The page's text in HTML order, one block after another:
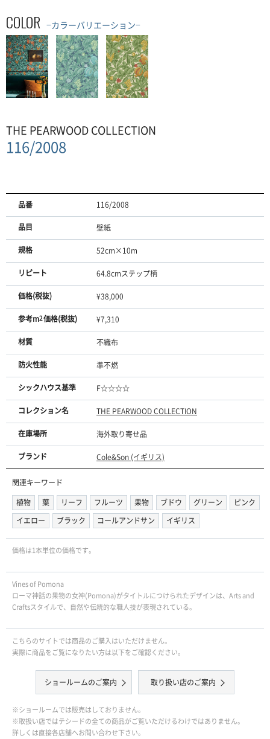
COLOR −カラーバリエーション−
THE PEARWOOD COLLECTION
116/2008
品番 116/2008
品目 壁紙
規格 52cm×10m
リピート 64.8cmステップ柄
価格(税抜) ¥38,000
参考m2価格(税抜) ¥7,310
材質 不織布
防火性能 準不燃
シックハウス基準 F☆☆☆☆
コレクション名 THE PEARWOOD COLLECTION
在庫場所 海外取り寄せ品
ブランド Cole&Son (イギリス)
関連キーワード
植物
葉 リーフ フルーツ 果物 ブドウ グリーン
ピンク
イエロー
ブラック コールアンドサン イギリス
価格は1本単位の価格です。
Vines of Pomona
ローマ神話の果物の女神(Pomona)がタイトルにつけられたデザインは、Arts and
Craftsスタイルで、自然や伝統的な職人技が表現されている。
こちらのサイトでは商品のご購入はいただけません。
実際に商品をご覧になりたい方は以下をご確認ください。
ショールームのご案内 取り扱い店のご案内
※ショールームでは販売はしておりません。
※取扱い店ではテシードの全ての商品がご覧いただけるわけではありません。
詳しくは直接各店舗へお問い合わせ下さい。